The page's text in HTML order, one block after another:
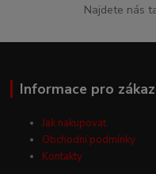
Najdete nás
Informace pro
Jak nakupovat
Obchodní podmínky
Kontakty